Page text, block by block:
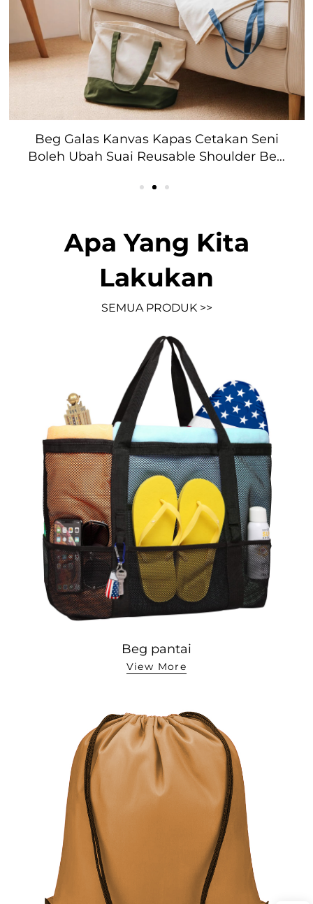
Pemborongan Kasual Comel Gadis Beg
Galas Pita Peribadi Kanvas Boleh Lipat
Membeli-belah dengan Pita
Apa Yang Kita
Lakukan
SEMUA PRODUK >>
Beg pantai
View More